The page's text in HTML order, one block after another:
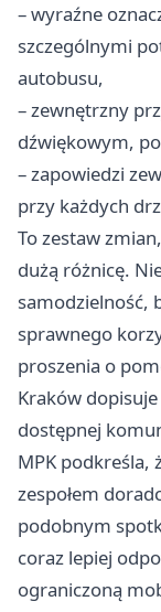
– wyraźne
szczególnymi
autobusu,
– zewnętrzny
dźwiękowym,
– zapowiedzi
przy każdych
To zestaw
dużą różnicę.
samodzielność,
sprawnego
proszenia o
Kraków
dostępnej
MPK podkreśla,
zespołem
podobnym
coraz lepiej
ograniczoną